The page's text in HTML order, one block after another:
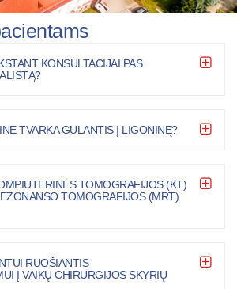
KONSULTACIJAI PAS
TVARKA GULANTIS Į LIGONINĘ?
TOMOGRAFIJOS (KT)
TOMOGRAFIJOS (MRT)
RUOŠIANTIS
Į VAIKŲ CHIRURGIJOS SKYRIŲ